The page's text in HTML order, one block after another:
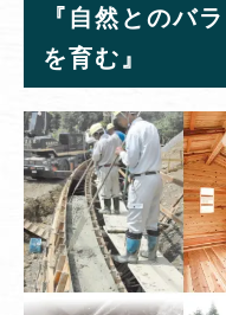
『自然とのバ
を育む』